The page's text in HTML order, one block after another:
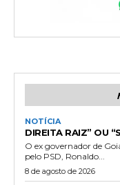
NOTÍCIA
DIREITA RAIZ” OU
O ex governador de
pelo PSD, Ronaldo...
8 de agosto de 2026